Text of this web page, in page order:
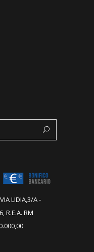
LIDIA,3/A -
R.E.A. RM